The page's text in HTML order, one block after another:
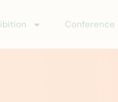
Conference